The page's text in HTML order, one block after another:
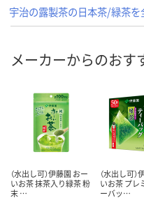
宇治の露製茶の日本茶/緑茶を
メーカーからのおす
（水出し可）伊藤園 おー
いお茶 抹茶入り緑茶 粉
末 …
（水出し可）
いお茶 プレ
ーバッ…